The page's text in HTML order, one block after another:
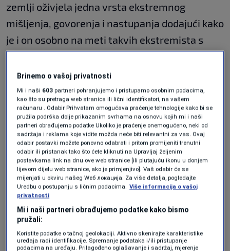
zemlji oživjela jedna vrsta ekstremnog
mišljenja, govorenja i nastupanja dodajući kako
je i on osobno na meti takvih ekstremista s
ciljem da ga se učini neprijeteljem Hrvatske i
hrvatskog naroda.
"Nije lako biti Srbin u Hrvatskoj u takvim
okolnostima ali činimo sve da se te okolnosti
promijene",kazao je Pupovac.
Nedopustivim je ocijenio i pokušaje
organiziranja referenduma o izmjenama
izbornog zakona kojima bi se dovela u pitanje
prava pripadnika nacionalnih manjina da sami
biraju svoje saborske zastupnike.
Sve je opisao kao konačni ishod trenda po
Brinemo o vašoj privatnosti
Mi i naši 603 partneri pohranjujemo i pristupamo osobnim podacima,
kao što su pretraga web stranica ili lični identifikatori, na vašem
računaru . Odabir Prihvatam omogućava praćenje tehnologije kako bi se
pružila podrška dolje prikazanim svrhama na osnovu kojih mi i naši
partneri obrađujemo podatke Ukoliko je praćenje onemogućeno, neki od
sadržaja i reklama koje vidite možda neće biti relevantni za vas. Ovaj
odabir postavki možete ponovno odabrati i pritom promijeniti trenutni
odabir ili pristanak tako što ćete kliknuti na Upravljaj željenim
postavkama link na dnu ove web stranice [ili plutajuću ikonu u donjem
lijevom dijelu web stranice, ako je primjenjivo]. Vaš odabir će se
mijenjati u okviru našeg Wеб локација. Za više detalja, pogledajte
Uredbu o postupanju s ličnim podacima. Više informacija o vašoj
privatnosti
Mi i naši partneri obrađujemo podatke kako bismo
pružali:
Koristite podatke o tačnoj geolokaciji. Aktivno skenirajte karakteristike
uređaja radi identifikacije. Spremanje podataka i/ili pristupanje
podacima na uređaju. Prilagođeno oglašavanje i sadržaj, mjerenje